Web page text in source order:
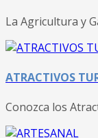
La Agricultura y
ATRACTIVOS
Conozca los